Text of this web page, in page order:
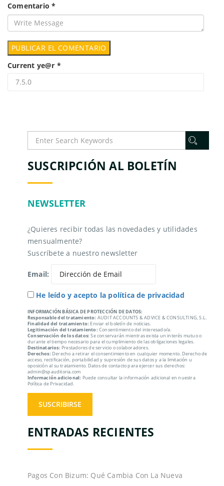
Comentario*
Current ye@r *
SUSCRIPCIÓN AL BOLETÍN
NEWSLETTER
¿Quieres recibir todas las novedades y utilidades
mensualmente?
Suscríbete a nuestro newsletter
Email:
He leído y acepto la política de privacidad
INFORMACIÓN BÁSICA DE PROTECCIÓN DE DATOS:
Responsable del tratamiento: AUDIT ACCOUNTS & ADVICE & CONSULTING, S.L.
Finalidad del tratamiento: Enviar el boletín de noticias.
Legitimación del tratamiento: Consentimiento del interesado/a.
Conservación de los datos: Se conservarán mientras exista un interés mutuo o
durante el tiempo necesario para el cumplimiento de las obligaciones legales.
Destinatarios: Prestadores de servicio o colaboradores.
Derechos: Derecho a retirar el consentimiento en cualquier momento. Derecho de
acceso, rectificación, portabilidad y supresión de sus datos y a la limitación u
oposición al su tratamiento. Datos de contacto para ejercer sus derechos:
admin@spauditoria.com
Información adicional: Puede consultar la información adicional en nuestra
Política de Privacidad.
ENTRADAS RECIENTES
Pagos Con Bizum: Qué Cambia Con La Nueva